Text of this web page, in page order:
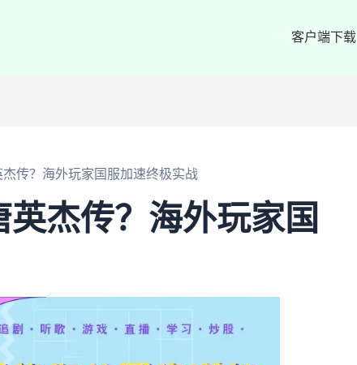
客户端下载
传？海外玩家国服加速终极实战
杰传？海外玩家国